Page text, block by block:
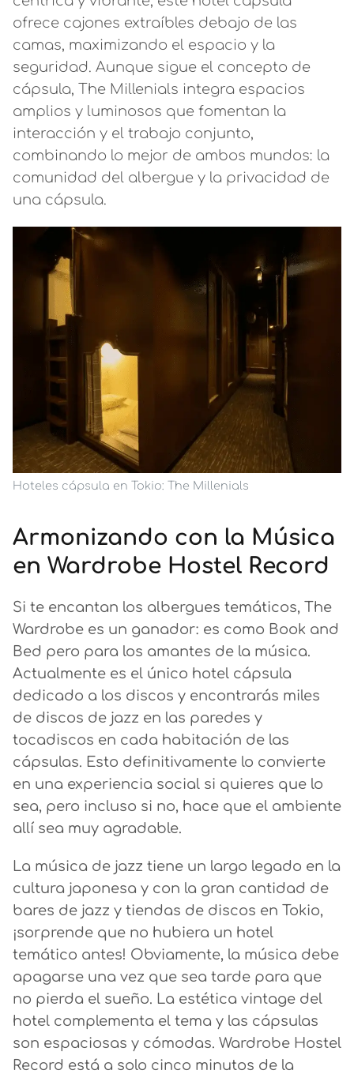
ofrece cajones extraíbles debajo de las
camas, maximizando el espacio y la
seguridad. Aunque sigue el concepto de
cápsula, The Millenials integra espacios
amplios y luminosos que fomentan la
interacción y el trabajo conjunto,
combinando lo mejor de ambos mundos: la
comunidad del albergue y la privacidad de
una cápsula.
Hoteles cápsula en Tokio: The Millenials
Armonizando con la Música
en Wardrobe Hostel Record
Si te encantan los albergues temáticos, The
Wardrobe es un ganador: es como Book and
Bed pero para los amantes de la música.
Actualmente es el único hotel cápsula
dedicado a los discos y encontrarás miles
de discos de jazz en las paredes y
tocadiscos en cada habitación de las
cápsulas. Esto definitivamente lo convierte
en una experiencia social si quieres que lo
sea, pero incluso si no, hace que el ambiente
allí sea muy agradable.
La música de jazz tiene un largo legado en la
cultura japonesa y con la gran cantidad de
bares de jazz y tiendas de discos en Tokio,
¡sorprende que no hubiera un hotel
temático antes! Obviamente, la música debe
apagarse una vez que sea tarde para que
no pierda el sueño. La estética vintage del
hotel complementa el tema y las cápsulas
son espaciosas y cómodas. Wardrobe Hostel
Record está a solo cinco minutos de la